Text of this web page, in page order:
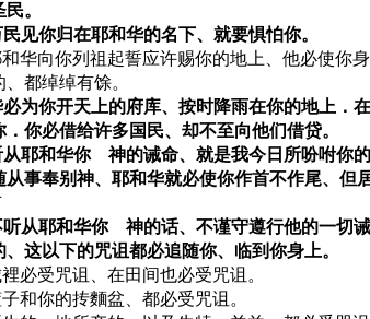
。
见你归在耶和华的名下、就要惧怕你。
华向你列祖起誓应许赐你的地上、他必使你
都绰绰有馀。
为你开天上的府库、按时降雨在你的地上．
你必借给许多国民、却不至向他们借贷。
从耶和华你 神的诫命、就是我今日所吩咐你
事奉别神、耶和华就必使你作首不作尾、但
听从耶和华你 神的话、不谨守遵行他的一切
这以下的咒诅都必追随你、临到你身上。
必受咒诅、在田间也必受咒诅。
和你的抟麵盆、都必受咒诅。